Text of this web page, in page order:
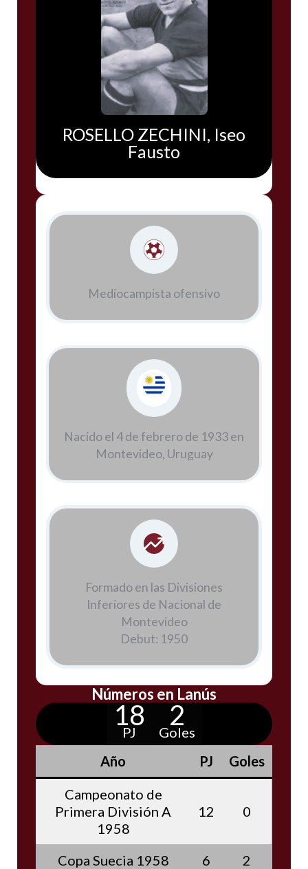
ROSELLO ZECHINI, Iseo
Fausto
Mediocampista ofensivo
Nacido el 4 de febrero de 1933 en
Montevideo, Uruguay
Formado en las Divisiones
Inferiores de Nacional de
Montevideo
Debut: 1950
Números en Lanús
18
PJ
2
Goles
Año
PJ
Goles
Campeonato de
Primera División A
1958
12 0
Copa Suecia 1958 6 2